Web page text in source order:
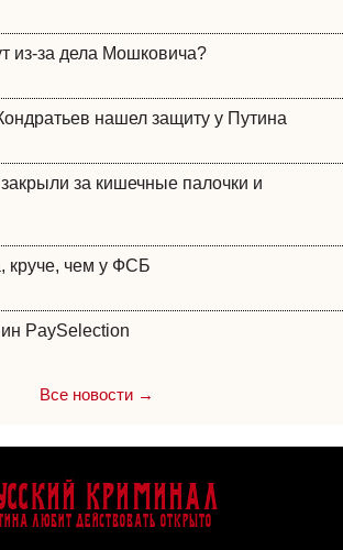
из-за дела Мошковича?
нашел защиту у Путина
за кишечные палочки и
круче, чем у ФСБ
PaySelection
Все новости →
Криминал
любит действовать открыто